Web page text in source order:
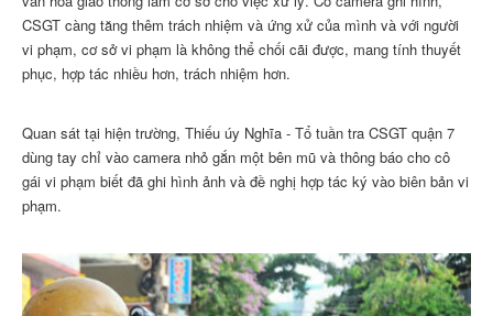
CSGT càng tăng thêm trách nhiệm và ứng xử của mình và với người
vi phạm, cơ sở vi phạm là không thể chối cãi được, mang tính thuyết
phục, hợp tác nhiều hơn, trách nhiệm hơn.
Quan sát tại hiện trường, Thiếu úy Nghĩa - Tổ tuần tra CSGT quận 7
dùng tay chỉ vào camera nhỏ gắn một bên mũ và thông báo cho cô
gái vi phạm biết đã ghi hình ảnh và đề nghị hợp tác ký vào biên bản vi
phạm.